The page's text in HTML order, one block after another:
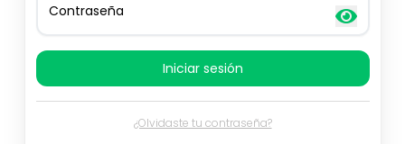
Contraseña
Iniciar sesión
¿Olvidaste tu contraseña?